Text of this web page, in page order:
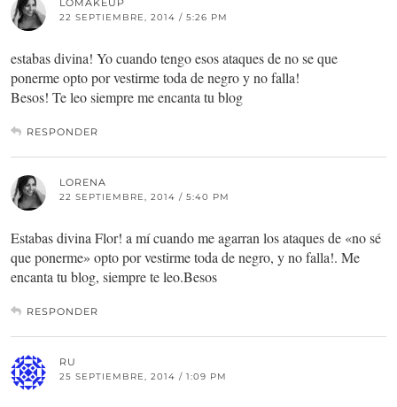
LOMAKEUP
22 SEPTIEMBRE, 2014 / 5:26 PM
estabas divina! Yo cuando tengo esos ataques de no se que
ponerme opto por vestirme toda de negro y no falla!
Besos! Te leo siempre me encanta tu blog
RESPONDER
LORENA
22 SEPTIEMBRE, 2014 / 5:40 PM
Estabas divina Flor! a mí cuando me agarran los ataques de «no sé
que ponerme» opto por vestirme toda de negro, y no falla!. Me
encanta tu blog, siempre te leo.Besos
RESPONDER
RU
25 SEPTIEMBRE, 2014 / 1:09 PM